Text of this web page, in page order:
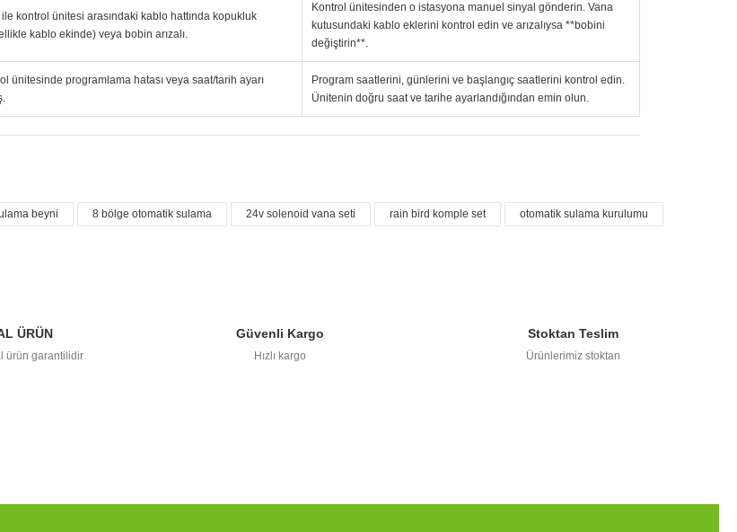
kontrol ünitesi arasındaki kablo hattında kopukluk
kablo ekinde) veya bobin arızalı.
Kontrol ünitesinden o istasyona manuel sinyal gönderin. Vana
kutusundaki kablo eklerini kontrol edin ve arızalıysa **bobini
değiştirin**.
ünitesinde programlama hatası veya saat/tarih ayarı
Program saatlerini, günlerini ve başlangıç saatlerini kontrol edin.
Ünitenin doğru saat ve tarihe ayarlandığından emin olun.
ve diğer konularda yetersiz gördüğünüz noktaları öneri formunu kullanarak tarafımıza iletebilirsiniz.
beyni 8 bölge otomatik sulama 24v solenoid vana seti rain bird komple set otomatik sulama kurulumu
ÜRÜN
ürün garantilidir
Güvenli Kargo
Hızlı kargo
Stoktan Teslim
Ürünlerimiz stoktan